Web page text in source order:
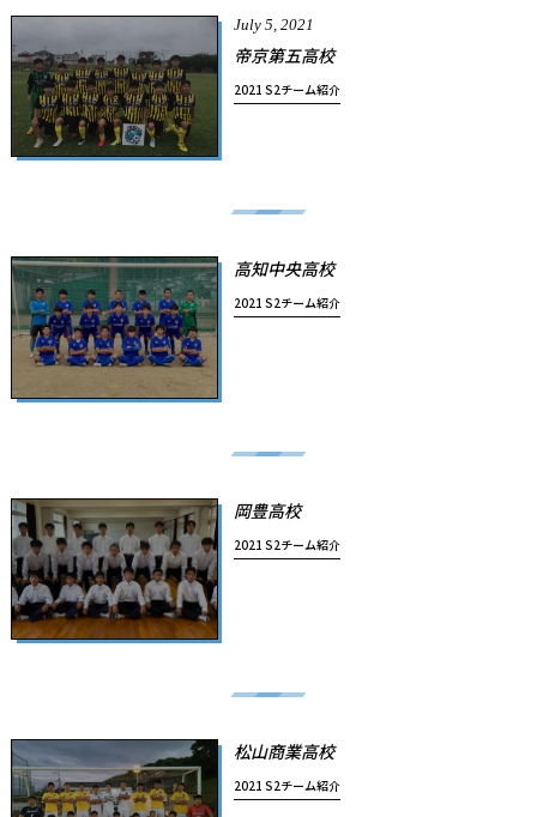
July 5 ,2021
帝京第五高校
2021 S2チーム紹介
高知中央高校
2021 S2チーム紹介
岡豊高校
2021 S2チーム紹介
松山商業高校
2021 S2チーム紹介